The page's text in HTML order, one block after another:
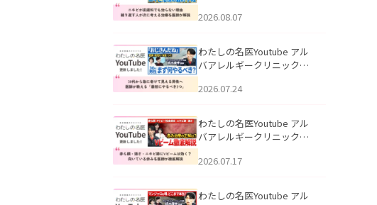
らない理由｜繰り返す人が
説」を公開いたしました。
2026.08.07
わたしの名医Youtube アル
バアレルギークリニック札
える男性へ｜医師が教える
公開いたしました。
2026.07.24
わたしの名医Youtube アル
バアレルギークリニック札
跡にVビームは効く？向いて
説」を公開いたしました。
2026.07.17
わたしの名医Youtube アル